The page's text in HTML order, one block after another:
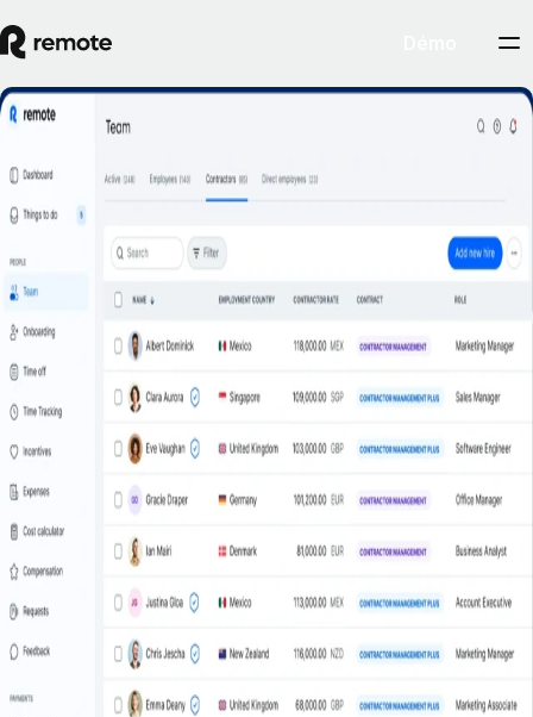
Le risque de requalification de contrat ?
Remote, c’est de l’histoire ancienne.
Faites appel à des freelances dans plus de 200 pays et territoires en
toute confiance grâce à l’indemnisation en cas de requalification de
contrat.
Réserver une démo